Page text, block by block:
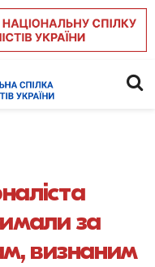
за
визнаним